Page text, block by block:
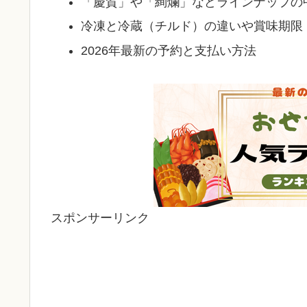
冷凍と冷蔵（チルド）の違いや賞味期限
2026年最新の予約と支払い方法
スポンサーリンク